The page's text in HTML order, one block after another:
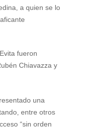
a quien se lo
fueron
Chiavazza y
una
entre otros
“sin orden